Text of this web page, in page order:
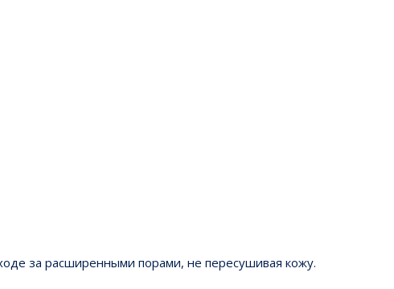
за расширенными порами, не пересушивая кожу.